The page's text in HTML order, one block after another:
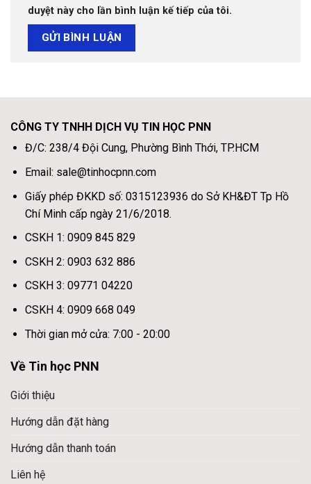
duyệt này cho lần bình luận kế tiếp của tôi.
CÔNG TY TNHH DỊCH VỤ TIN HỌC PNN
Đ/C: 238/4 Đội Cung, Phường Bình Thới, TP.HCM
Email: sale@tinhocpnn.com
Giấy phép ĐKKD số: 0315123936 do Sở KH&ĐT Tp Hồ
Chí Minh cấp ngày 21/6/2018.
CSKH 1: 0909 845 829
CSKH 2: 0903 632 886
CSKH 3: 09771 04220
CSKH 4: 0909 668 049
Thời gian mở cửa: 7:00 - 20:00
Về Tin học PNN
Giới thiệu
Hướng dẫn đặt hàng
Hướng dẫn thanh toán
Liên hệ